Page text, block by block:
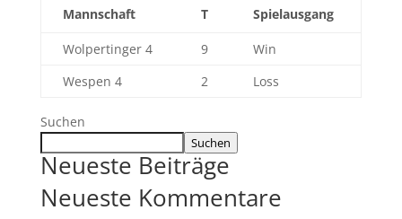
Mannschaft T Spielausgang
Wolpertinger 4 9
Win
Wespen 4
2 Loss
Suchen
Suchen
Neueste Beiträge
Neueste Kommentare